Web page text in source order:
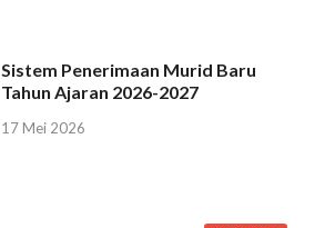
Sistem Penerimaan Murid Baru
Tahun Ajaran 2026-2027
17 Mei 2026